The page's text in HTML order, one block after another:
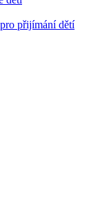
přijímání dětí